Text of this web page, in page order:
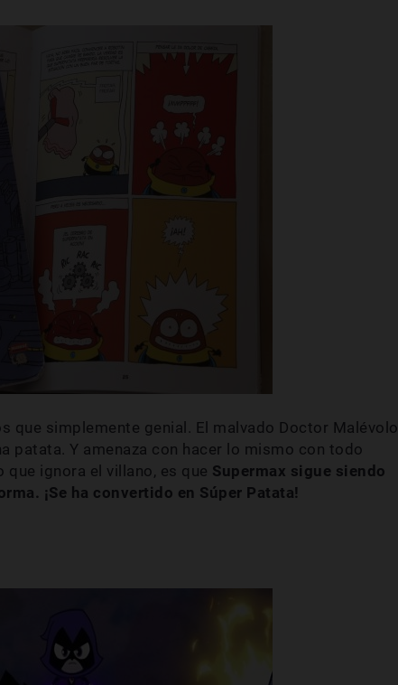
que simplemente genial. El malvado Doctor Malévolo
patata. Y amenaza con hacer lo mismo con todo
ignora el villano, es que Supermax sigue siendo
¡Se ha convertido en Súper Patata!